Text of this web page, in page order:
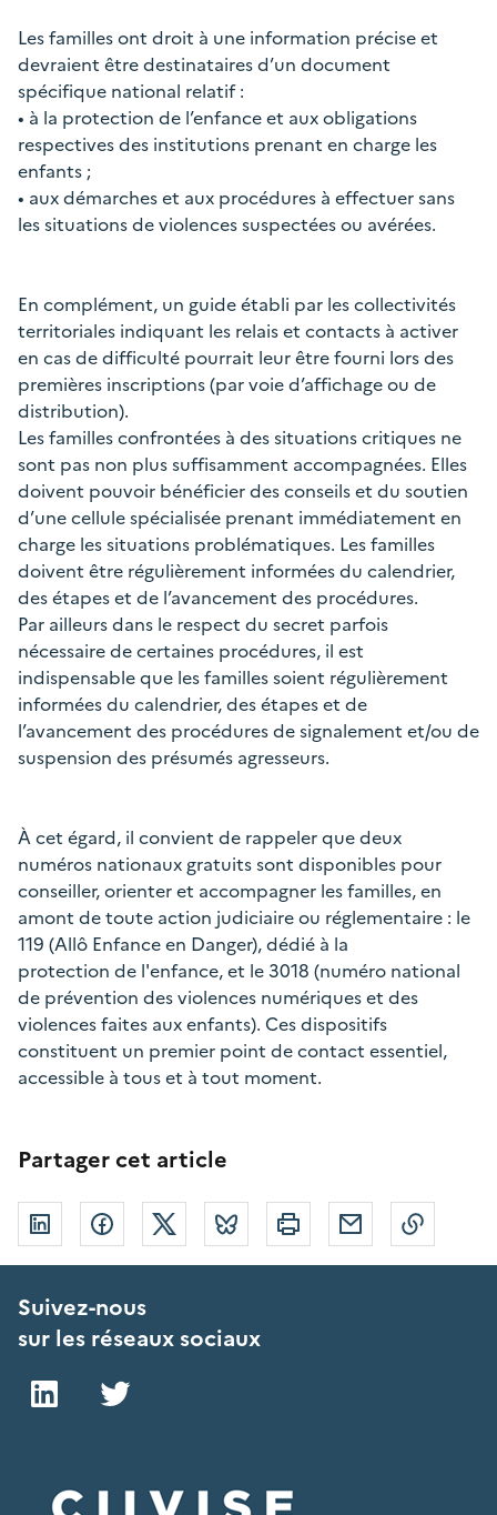
Les familles ont droit à une information précise et
devraient être destinataires d’un document
spécifique national relatif :
• à la protection de l’enfance et aux obligations
respectives des institutions prenant en charge les
enfants ;
• aux démarches et aux procédures à effectuer sans
les situations de violences suspectées ou avérées.
En complément, un guide établi par les collectivités
territoriales indiquant les relais et contacts à activer
en cas de difficulté pourrait leur être fourni lors des
premières inscriptions (par voie d’affichage ou de
distribution).
Les familles confrontées à des situations critiques ne
sont pas non plus suffisamment accompagnées. Elles
doivent pouvoir bénéficier des conseils et du soutien
d’une cellule spécialisée prenant immédiatement en
charge les situations problématiques. Les familles
doivent être régulièrement informées du calendrier,
des étapes et de l’avancement des procédures.
Par ailleurs dans le respect du secret parfois
nécessaire de certaines procédures, il est
indispensable que les familles soient régulièrement
informées du calendrier, des étapes et de
l’avancement des procédures de signalement et/ou de
suspension des présumés agresseurs.
À cet égard, il convient de rappeler que deux
numéros nationaux gratuits sont disponibles pour
conseiller, orienter et accompagner les familles, en
amont de toute action judiciaire ou réglementaire : le
119 (Allô Enfance en Danger), dédié à la
protection de l'enfance, et le 3018 (numéro national
de prévention des violences numériques et des
violences faites aux enfants). Ces dispositifs
constituent un premier point de contact essentiel,
accessible à tous et à tout moment.
Partager cet article
Linkedin FacebookTwitter Bluesky Imprimer Courriel
Suivez-nous
sur les réseaux sociaux
LinkedIn